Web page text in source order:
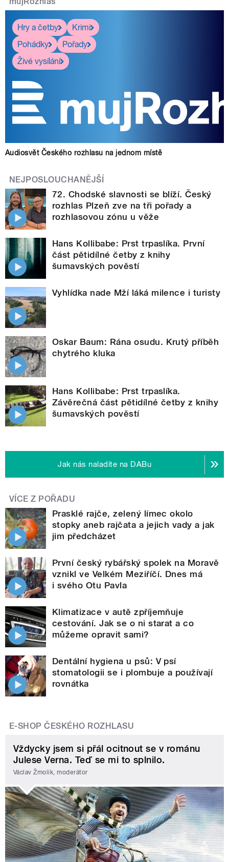
Hry a četby
Krimi
Pohádky
Pořady
Živé vysílání
Audiosvět Českého rozhlasu na jednom místě
NEJPOSLOUCHANĚJŠÍ
72. Chodské slavnosti se blíží. Český
rozhlas Plzeň zve na tři pořady a
rozhlasovou zónu u věže
Hans Kollibabe: Prst trpaslíka. První
část pětidílné četby z knihy
šumavských pověstí
Vyhlídka nade Mží láká milence i turisty
Oskar Baum: Rána osudu. Krutý příběh
chytrého kluka
Hans Kollibabe: Prst trpaslíka.
Závěrečná část pětidílné četby z knihy
šumavských pověstí
Jak nás naladíte na DABu
VÍCE Z POŘADU
Prasklé rajče, zelený límec okolo
stopky aneb rajčata a jejich vady a jak
jim předcházet
První český rybářský spolek na Moravě
vznikl ve Velkém Meziříčí. Dnes má
i svého Otu Pavla
Klimatizace v autě zpříjemňuje
cestování. Jak se o ni starat a co
můžeme opravit sami?
Dentální hygiena u psů: V psí
stomatologii se i plombuje a používají
rovnátka
E-SHOP ČESKÉHO ROZHLASU
Vždycky jsem si přál ocitnout se v románu
Julese Verna. Teď se mi to splnilo.
Václav Žmolík, moderátor